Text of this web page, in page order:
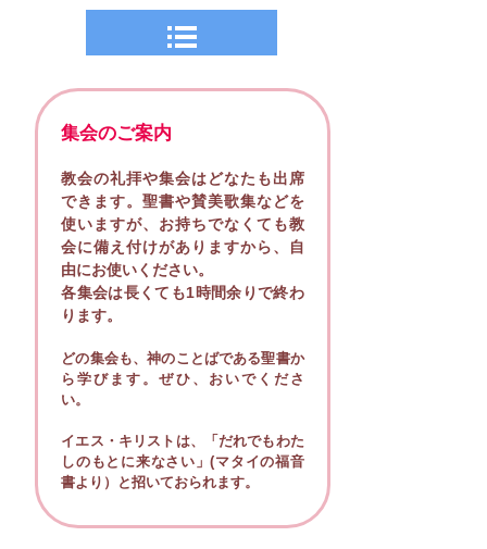
集会のご案内
教会の礼拝や集会はどなたも出席
できます。聖書や賛美歌集などを
使いますが、お持ちでなくても教
会に備え付けがありますから、自
由にお使いください。
各集会は長くても1時間余りで終わ
ります。
どの集会も、神のことばである聖書か
ら学びます。ぜひ、おいでくださ
い。
イエス・キリストは、「だれでもわた
しのもとに来なさい」(マタイの福音
書より）と招いておられます。